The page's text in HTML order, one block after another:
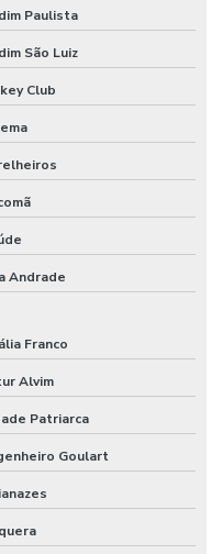
do trabalho
do trabalho sp
trabalho
Paulista
São Luiz
Club
Andrade
Franco
Alvim
Patriarca
Goulart